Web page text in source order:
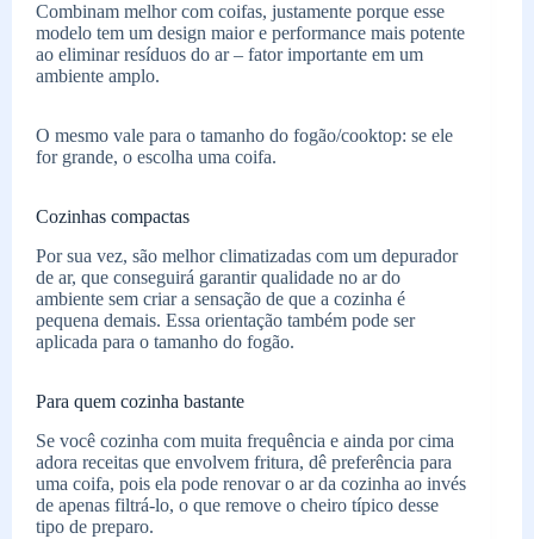
Combinam melhor com coifas, justamente porque esse
modelo tem um design maior e performance mais potente
ao eliminar resíduos do ar – fator importante em um
ambiente amplo.
O mesmo vale para o tamanho do fogão/cooktop: se ele
for grande, o escolha uma coifa.
Cozinhas compactas
Por sua vez, são melhor climatizadas com um depurador
de ar, que conseguirá garantir qualidade no ar do
ambiente sem criar a sensação de que a cozinha é
pequena demais. Essa orientação também pode ser
aplicada para o tamanho do fogão.
Para quem cozinha bastante
Se você cozinha com muita frequência e ainda por cima
adora receitas que envolvem fritura, dê preferência para
uma coifa, pois ela pode renovar o ar da cozinha ao invés
de apenas filtrá-lo, o que remove o cheiro típico desse
tipo de preparo.